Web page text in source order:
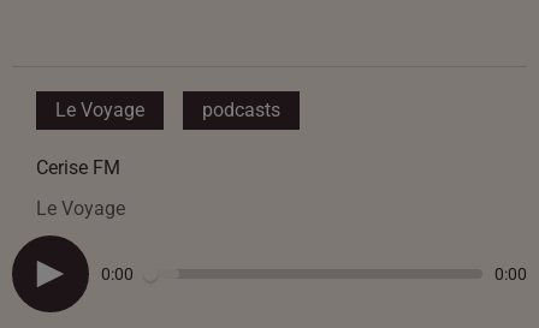
Le Voyage podcasts
Cerise FM
Le Voyage
0:00 0:00